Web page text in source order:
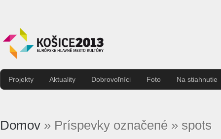
Projekty Aktuality Dobrovoľníci Foto Na stiahnutie
Domov » Príspevky označené » spots